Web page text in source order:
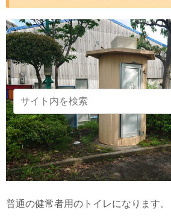
普通の健常者用のトイレになります。